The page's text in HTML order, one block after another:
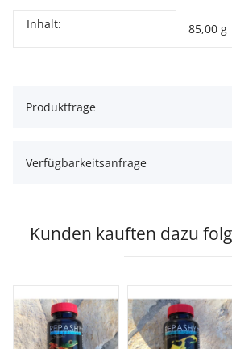
Produkteigenschaft
Wert
Inhalt: 85,00 g
Produktfrage
Verfügbarkeitsanfrage
Kunden kauften dazu